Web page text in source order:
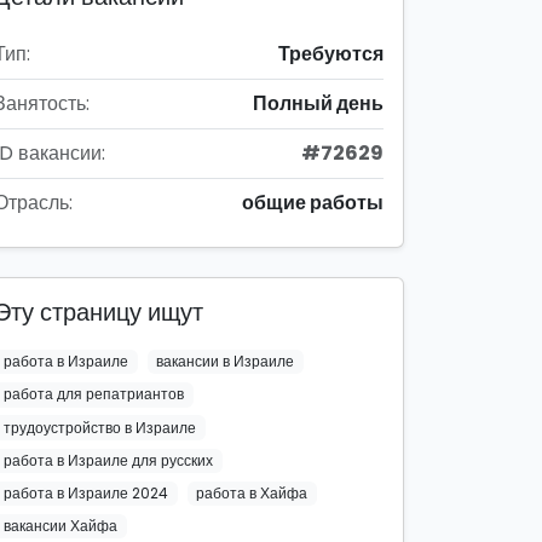
Требуются
Полный день
вакансии:
#72629
общие работы
страницу ищут
работа в Израиле
вакансии в Израиле
работа для репатриантов
трудоустройство в Израиле
работа в Израиле для русских
работа в Израиле 2024
работа в Хайфа
вакансии Хайфа